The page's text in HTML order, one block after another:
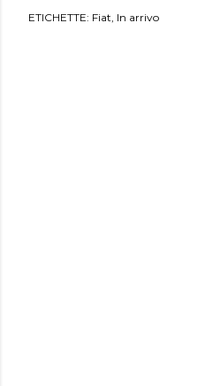
ETICHETTE: Fiat In arrivo